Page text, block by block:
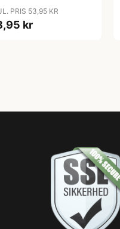
PRIS 53,95 KR
kr